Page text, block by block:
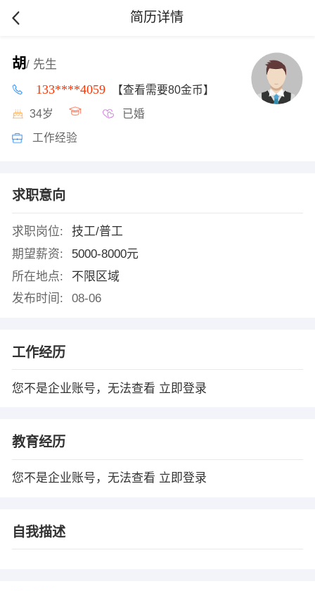
简历详情
胡/ 先生
133****4059 【查看需要80金币】
34岁 已婚
工作经验
求职意向
求职岗位:
技工/普工
期望薪资:
5000-8000元
所在地点:
不限区域
发布时间:
08-06
工作经历
您不是企业账号，无法查看 立即登录
教育经历
您不是企业账号，无法查看 立即登录
自我描述